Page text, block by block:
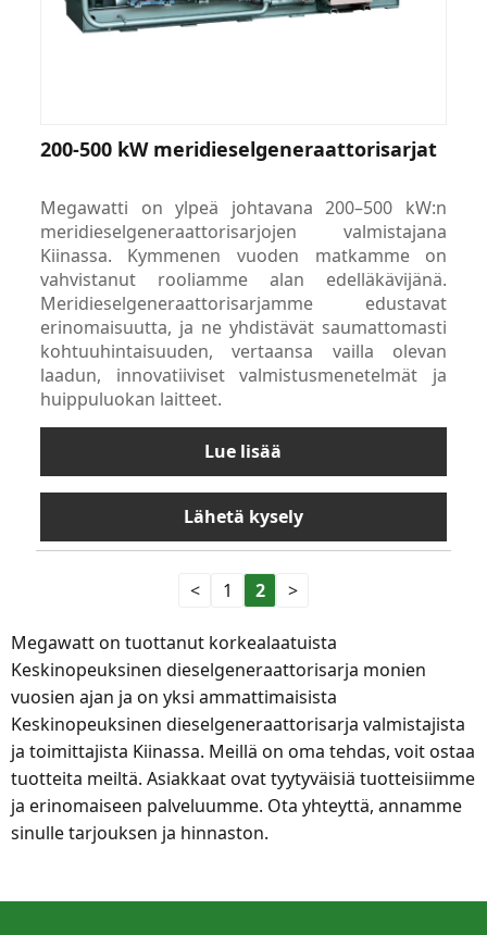
200-500 kW meridieselgeneraattorisarjat
Megawatti on ylpeä johtavana 200–500 kW:n
meridieselgeneraattorisarjojen valmistajana
Kiinassa. Kymmenen vuoden matkamme on
vahvistanut rooliamme alan edelläkävijänä.
Meridieselgeneraattorisarjamme edustavat
erinomaisuutta, ja ne yhdistävät saumattomasti
kohtuuhintaisuuden, vertaansa vailla olevan
laadun, innovatiiviset valmistusmenetelmät ja
huippuluokan laitteet.
Lue lisää
Lähetä kysely
< 1 2 >
Megawatt on tuottanut korkealaatuista
Keskinopeuksinen dieselgeneraattorisarja monien
vuosien ajan ja on yksi ammattimaisista
Keskinopeuksinen dieselgeneraattorisarja valmistajista
ja toimittajista Kiinassa. Meillä on oma tehdas, voit ostaa
tuotteita meiltä. Asiakkaat ovat tyytyväisiä tuotteisiimme
ja erinomaiseen palveluumme. Ota yhteyttä, annamme
sinulle tarjouksen ja hinnaston.